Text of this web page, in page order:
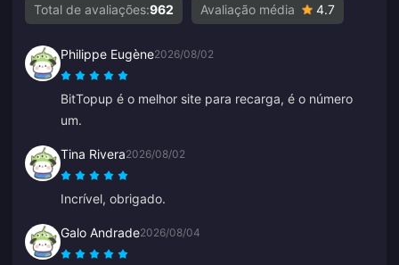
Total de avaliações:962 Avaliação média 4.7
Philippe Eugène2026/08/02
BitTopup é o melhor site para recarga, é o número
um.
Tina Rivera2026/08/02
Incrível, obrigado.
Galo Andrade2026/08/04